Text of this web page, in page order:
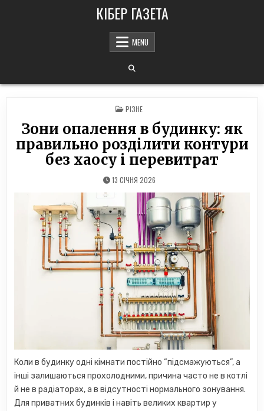
КІБЕР ГАЗЕТА
MENU
POSTED
IN
РІЗНЕ
Зони опалення в будинку: як
правильно розділити контури
без хаосу і перевитрат
13 СІЧНЯ 2026
Коли в будинку одні кімнати постійно “підсмажуються”, а
інші залишаються прохолодними, причина часто не в котлі
й не в радіаторах, а в відсутності нормального зонування.
Для приватних будинків і навіть великих квартир у